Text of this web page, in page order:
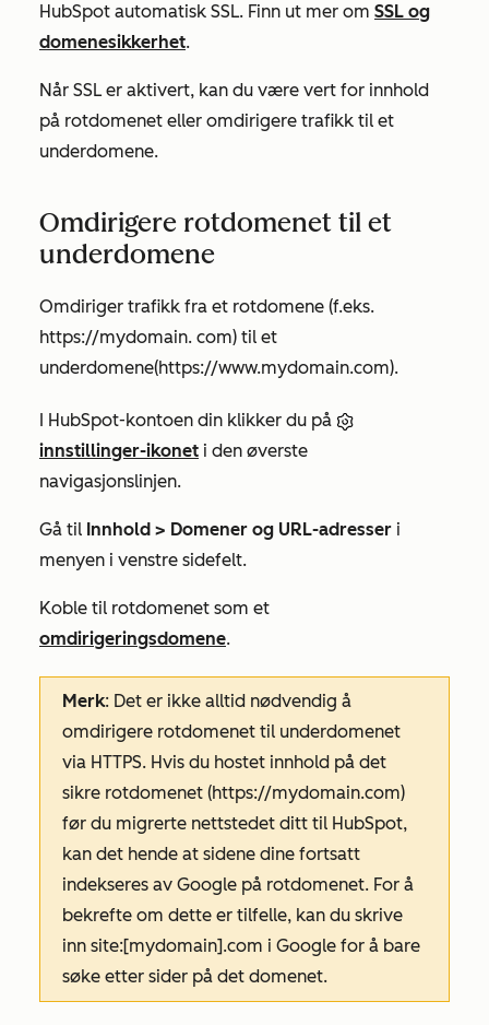
HubSpot automatisk SSL. Finn ut mer om SSL og
domenesikkerhet.
Når SSL er aktivert, kan du være vert for innhold
på rotdomenet eller omdirigere trafikk til et
underdomene.
Omdirigere rotdomenet til et
underdomene
Omdiriger trafikk fra et rotdomene (f.eks.
https://mydomain. com) til et
underdomene(https://www.mydomain.com).
I HubSpot-kontoen din klikker du på
innstillinger-ikonet i den øverste
navigasjonslinjen.
Gå til Innhold > Domener og URL-adresser i
menyen i venstre sidefelt.
Koble til rotdomenet som et
omdirigeringsdomene.
Merk: Det er ikke alltid nødvendig å
omdirigere rotdomenet til underdomenet
via HTTPS. Hvis du hostet innhold på det
sikre rotdomenet (https://mydomain.com)
før du migrerte nettstedet ditt til HubSpot,
kan det hende at sidene dine fortsatt
indekseres av Google på rotdomenet. For å
bekrefte om dette er tilfelle, kan du skrive
inn site:[mydomain].com i Google for å bare
søke etter sider på det domenet.